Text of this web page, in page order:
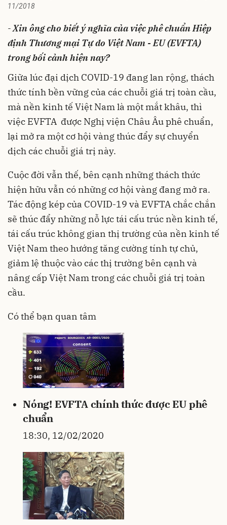
11/2018
-Xin ông cho biết ý nghĩa của việc phê chuẩn Hiệp
định Thương mại Tự do Việt Nam - EU (EVFTA)
trong bối cảnh hiện nay?
Giữa lúc đại dịch COVID-19 đang lan rộng, thách
thức tính bền vững của các chuỗi giá trị toàn cầu,
mà nền kinh tế Việt Nam là một mắt khâu, thì
việc EVFTA được Nghị viện Châu Âu phê chuẩn,
lại mở ra một cơ hội vàng thúc đẩy sự chuyển
dịch các chuỗi giá trị này.
Cuộc đời vẫn thế, bên cạnh những thách thức
hiện hữu vẫn có những cơ hội vàng đang mở ra.
Tác động kép của COVID-19 và EVFTA chắc chắn
sẽ thúc đẩy những nỗ lực tái cấu trúc nền kinh tế,
tái cấu trúc không gian thị trường của nền kinh tế
Việt Nam theo hướng tăng cường tính tự chủ,
giảm lệ thuộc vào các thị trường bên cạnh và
nâng cấp Việt Nam trong các chuỗi giá trị toàn
cầu.
Có thể bạn quan tâm
Nóng! EVFTA chính thức được EU phê
chuẩn
18:30, 12/02/2020